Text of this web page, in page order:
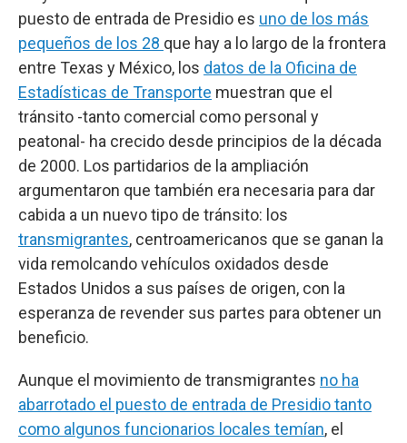
puesto de entrada de Presidio es uno de los más
pequeños de los 28 que hay a lo largo de la frontera
entre Texas y México, los datos de la Oficina de
Estadísticas de Transporte muestran que el
tránsito -tanto comercial como personal y
peatonal- ha crecido desde principios de la década
de 2000. Los partidarios de la ampliación
argumentaron que también era necesaria para dar
cabida a un nuevo tipo de tránsito: los
transmigrantes, centroamericanos que se ganan la
vida remolcando vehículos oxidados desde
Estados Unidos a sus países de origen, con la
esperanza de revender sus partes para obtener un
beneficio.
Aunque el movimiento de transmigrantes no ha
abarrotado el puesto de entrada de Presidio tanto
como algunos funcionarios locales temían, el